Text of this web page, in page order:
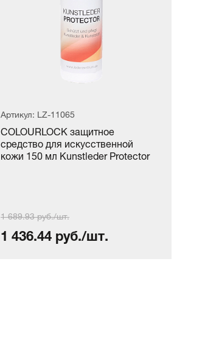
Артикул: LZ-11065
COLOURLOCK защитное
средство для искусственной
кожи 150 мл Kunstleder Protector
1 689.93 руб./шт.
1 436.44 руб./шт.